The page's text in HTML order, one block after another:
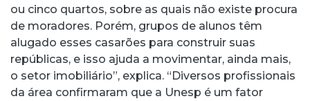
ou cinco quartos, sobre as quais não existe procura
de moradores. Porém, grupos de alunos têm
alugado esses casarões para construir suas
repúblicas, e isso ajuda a movimentar, ainda mais,
o setor imobiliário”, explica. “Diversos profissionais
da área confirmaram que a Unesp é um fator